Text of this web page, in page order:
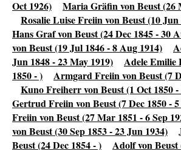
Oct 1926)
Maria Gräfin von Beust (26
Rosalie Luise Freiin von Beust (10 Jun
Hans Graf von Beust (24 Dec 1845 - 30
von Beust (19 Jul 1846 - 8 Aug 1914)
Jun 1848 - 23 May 1919)
Adele Emilie
1850 - )
Armgard Freiin von Beust (7
Kuno Freiherr von Beust (1 Oct 1850 -
Gertrud Freiin von Beust (7 Dec 1850 -
Freiin von Beust (27 Mar 1851 - 6 Sep
von Beust (30 Sep 1853 - 23 Jun 1934)
Beust (24 Dec 1854 - )
Adolf von